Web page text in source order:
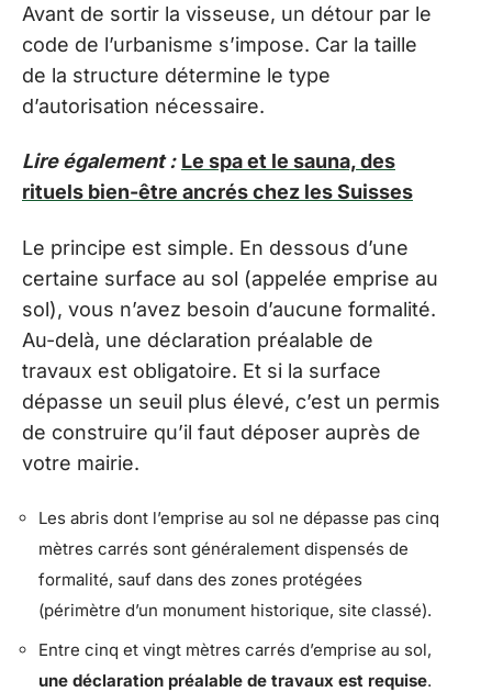
Avant de sortir la visseuse, un détour par le
code de l’urbanisme s’impose. Car la taille
de la structure détermine le type
d’autorisation nécessaire.
Lire également : Le spa et le sauna, des
rituels bien-être ancrés chez les Suisses
Le principe est simple. En dessous d’une
certaine surface au sol (appelée emprise au
sol), vous n’avez besoin d’aucune formalité.
Au-delà, une déclaration préalable de
travaux est obligatoire. Et si la surface
dépasse un seuil plus élevé, c’est un permis
de construire qu’il faut déposer auprès de
votre mairie.
Les abris dont l’emprise au sol ne dépasse pas cinq
mètres carrés sont généralement dispensés de
formalité, sauf dans des zones protégées
(périmètre d’un monument historique, site classé).
Entre cinq et vingt mètres carrés d’emprise au sol,
une déclaration préalable de travaux est requise.